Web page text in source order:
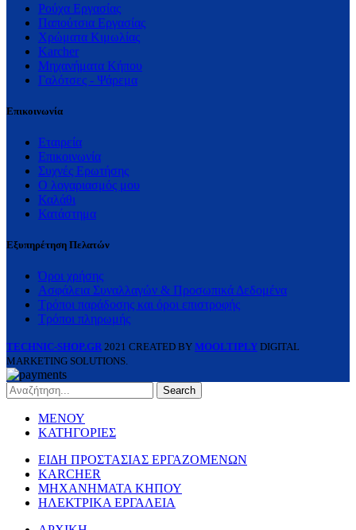
Ρούχα Εργασίας
Παπούτσια Εργασίας
Χρώματα Κιμωλίας
Karcher
Μηχανήματα Κήπου
Γαλότσες - Ψάρεμα
Επικοινωνία
Εταιρεία
Επικοινωνία
Συχνές Ερωτήσης
Ο λογαριασμός μου
Καλάθι
Κατάστημα
Εξυπηρέτηση Πελατών
Όροι χρήσης
Ασφάλεια Συναλλαγών & Προσωπικά Δεδομένα
Τρόποι παράδοσης και όροι επιστροφής
Τρόποι πληρωμής
TECHNIC-SHOP.GR 2021 CREATED BY MOOLTIPLY DIGITAL
MARKETING SOLUTIONS.
Search
ΜΕΝΟΥ
ΚΑΤΗΓΟΡΙΕΣ
ΕΙΔΗ ΠΡΟΣΤΑΣΙΑΣ ΕΡΓΑΖΟΜΕΝΩΝ
KARCHER
ΜΗΧΑΝΗΜΑΤΑ ΚΗΠΟΥ
ΗΛΕΚΤΡΙΚΑ ΕΡΓΑΛΕΙΑ